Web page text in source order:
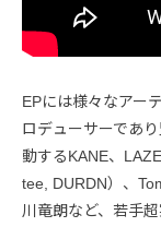
EPには様々なアー
ロデューサーであ
動するKANE、
tee, DURDN）、
川竜朗など、若手